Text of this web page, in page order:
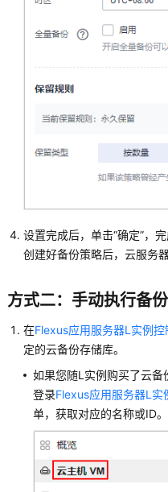
设置完成后，单击“确定”，
创建好备份策略后，云服务
方式二：手动执行备份
在Flexus应用服务器L实例控
定的云备份存储库。
如果您随L实例购买了云备
登录Flexus应用服务器L实
单，获取对应的名称或ID。